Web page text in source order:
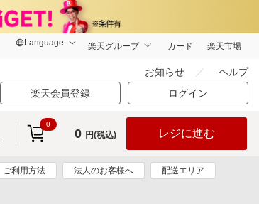
楽天グループ カード 楽天市場
お知らせ ヘルプ
楽天会員登録 ログイン
0
0 円(税込) レジに進む
ご利用方法 法人のお客様へ 配送エリア